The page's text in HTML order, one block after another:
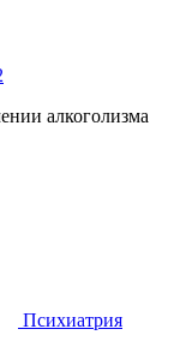
алкоголизма
Психиатрия